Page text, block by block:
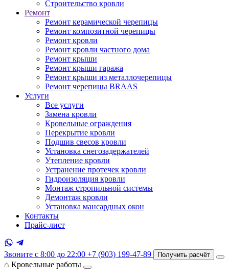
Строительство кровли
Ремонт
Ремонт керамической черепицы
Ремонт композитной черепицы
Ремонт кровли
Ремонт кровли частного дома
Ремонт крыши
Ремонт крыши гаража
Ремонт крыши из металлочерепицы
Ремонт черепицы BRAAS
Услуги
Все услуги
Замена кровли
Кровельные ограждения
Перекрытие кровли
Подшив свесов кровли
Установка снегозадержателей
Утепление кровли
Устранение протечек кровли
Гидроизоляция кровли
Монтаж стропильной системы
Демонтаж кровли
Установка мансардных окон
Контакты
Прайс-лист
Звоните с 8:00 до 22:00 +7 (903) 199-47-89 Получить расчёт
⌂ Кровельные работы